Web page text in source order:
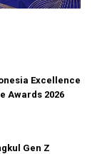
Excellence
Awards 2026
Gen Z